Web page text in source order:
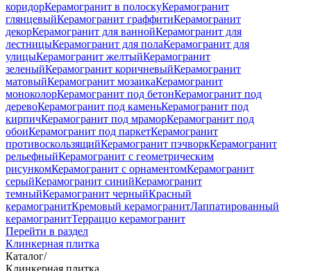
коридорКерамогранит в полоскуКерамогранит
глянцевыйКерамогранит граффитиКерамогранит
декорКерамогранит для ваннойКерамогранит для
лестницыКерамогранит для полаКерамогранит для
улицыКерамогранит желтыйКерамогранит
зеленыйКерамогранит коричневыйКерамогранит
матовыйКерамогранит мозаикаКерамогранит
моноколорКерамогранит под бетонКерамогранит под
деревоКерамогранит под каменьКерамогранит под
кирпичКерамогранит под мраморКерамогранит под
обоиКерамогранит под паркетКерамогранит
противоскользящийКерамогранит пэчворкКерамогранит
рельефныйКерамогранит с геометрическим
рисункомКерамогранит с орнаментомКерамогранит
серыйКерамогранит синийКерамогранит
темныйКерамогранит черныйКрасный
керамогранитКремовый керамогранитЛаппатированный
керамогранитТерраццо керамогранит
Перейти в раздел
Клинкерная плитка
Каталог/
Клинкерная плитка